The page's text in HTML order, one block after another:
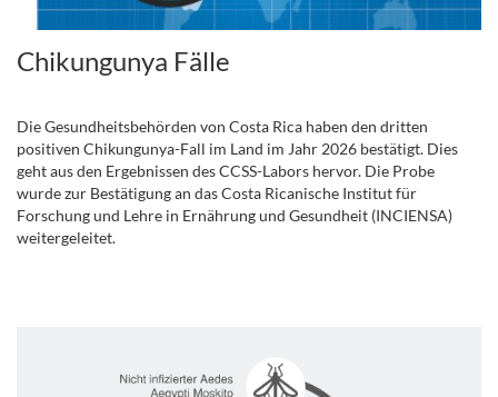
Chikungunya Fälle
Die Gesundheitsbehörden von Costa Rica haben den dritten
positiven Chikungunya-Fall im Land im Jahr 2026 bestätigt. Dies
geht aus den Ergebnissen des CCSS-Labors hervor. Die Probe
wurde zur Bestätigung an das Costa Ricanische Institut für
Forschung und Lehre in Ernährung und Gesundheit (INCIENSA)
weitergeleitet.